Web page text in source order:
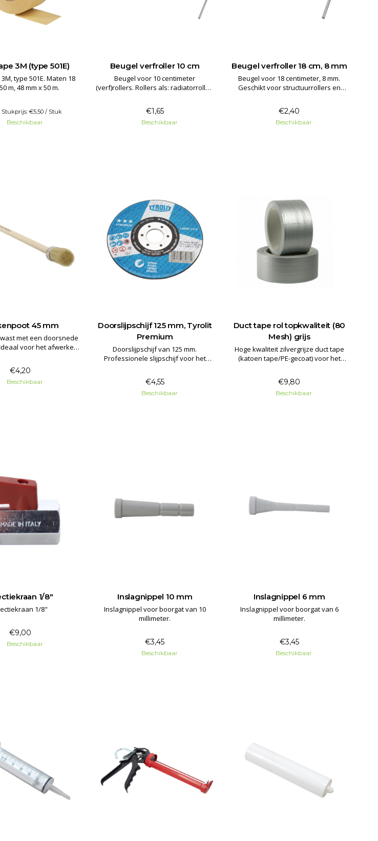
3M (type 501E)
501E. Maten 18
m, 48 mm x 50 m.
Stukprijs: €5,50 / Stuk
Beschikbaar
Beugel verfroller 10 cm
Beugel voor 10 centimeter
(verf)rollers. Rollers als: radiatorroller,
€1,65
Beschikbaar
Beugel verfroller 18 cm, 8 mm
Beugel voor 18 centimeter, 8 mm.
Geschikt voor structuurrollers en
€2,40
Beschikbaar
45 mm
met een doorsnede
voor het afwerken
verf of beits.
€4,20
Beschikbaar
Doorslijpschijf 125 mm, Tyrolit
Premium
Doorslijpschijf van 125 mm.
Professionele slijpschijf voor het
PREMIUM***.
€4,55
Beschikbaar
Duct tape rol topkwaliteit (80
Mesh) grijs
Hoge kwaliteit zilvergrijze duct tape
(katoen tape/PE-gecoat) voor het
materialen.
€9,80
Beschikbaar
1/8"
1/8"
€9,00
Beschikbaar
Inslagnippel 10 mm
Inslagnippel voor boorgat van 10
millimeter.
€3,45
Beschikbaar
Inslagnippel 6 mm
Inslagnippel voor boorgat van 6
millimeter.
€3,45
Beschikbaar